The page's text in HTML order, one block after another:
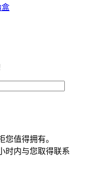
盒
您值得拥有。
时内与您取得联系